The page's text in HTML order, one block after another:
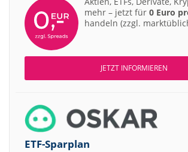
mehr – jetzt für 0 Euro
handeln (zzgl.
JETZT INFORMIEREN
ETF-Sparplan